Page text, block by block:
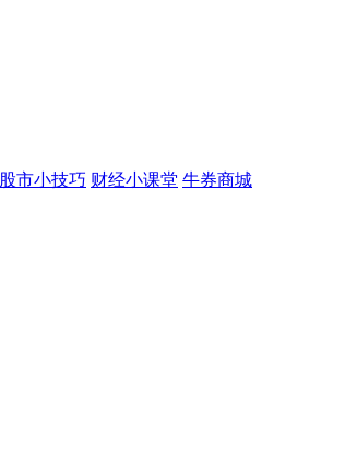
股市小技巧 财经小课堂 牛券商城